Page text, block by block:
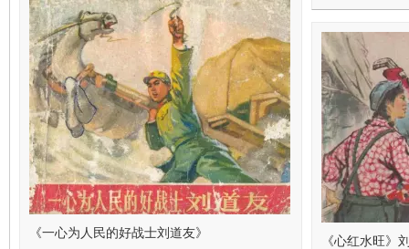
《一心为人民的好战士刘道友》
《心红水旺》